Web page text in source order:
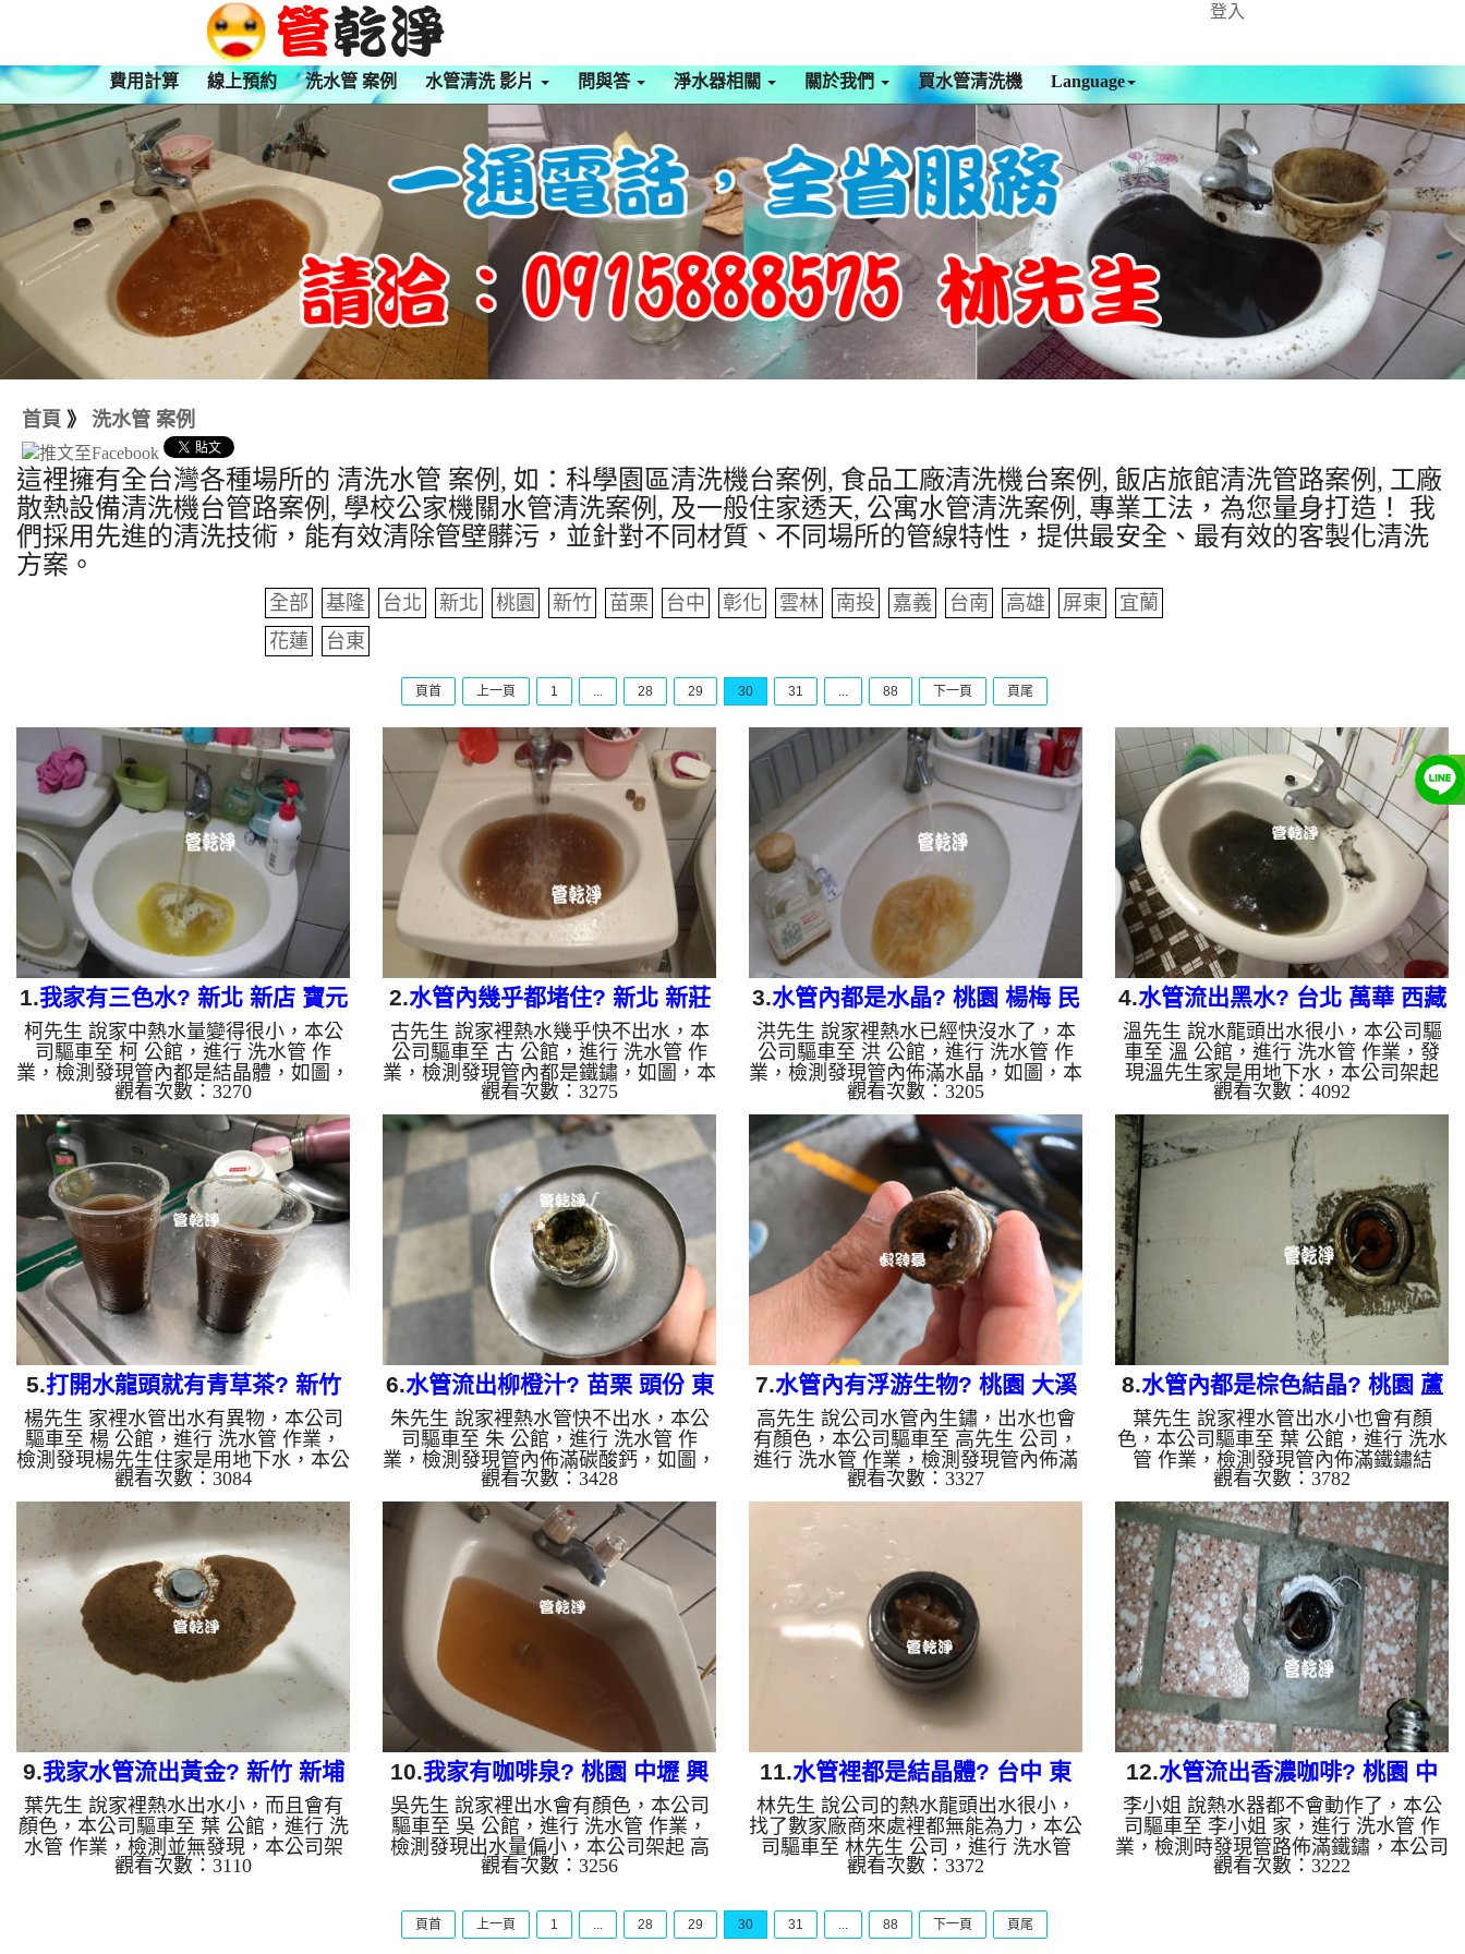
登入
費用計算 線上預約 洗水管 案例 水管清洗 影片 問與答 淨水器相關 關於我們 買水管清洗機 Language
首頁 》 洗水管 案例
這裡擁有全台灣各種場所的 清洗水管 案例, 如：科學園區清洗機台案例, 食品工廠清洗機台案例, 飯店旅館清洗管路案例, 工廠
散熱設備清洗機台管路案例, 學校公家機關水管清洗案例, 及一般住家透天, 公寓水管清洗案例, 專業工法，為您量身打造！ 我
們採用先進的清洗技術，能有效清除管壁髒污，並針對不同材質、不同場所的管線特性，提供最安全、最有效的客製化清洗
方案。
全部 基隆 台北 新北 桃園 新竹 苗栗 台中 彰化 雲林 南投 嘉義 台南 高雄 屏東
宜蘭
花蓮
台東
頁首 上一頁 1 ... 28 29 30 31 ... 88 下一頁 頁尾
1.我家有三色水? 新北 新店 寶元
路 清洗水管
柯先生 說家中熱水量變得很小，本公
司驅車至 柯 公館，進行 洗水管 作
業，檢測發現管內都是結晶體，如圖，
本公司架起 高周波水管清洗機，灌入
檸檬酸 至水管，等了約15分，開啟 水
管清洗機 ，啟動 螺旋波 模式，剛洗水
管就噴出髒水，越洗顏色就越深，流出
三種顏色的水，如影片，兩個多小時
後，水管洗乾淨出水量恢復正常了。
如是自來水，如水管老化，會產生鐵鏽
跟泥沙堆積，洗出來的水就會是咖啡
色，地下水含有氧化錳，管壁上會結成
黑色管垢，洗出來的水會跟石油一樣
黑，有些洗出綠色的水，是因為裡面有
銅的物質，生...
觀看次數：3270
2.水管內幾乎都堵住? 新北 新莊
西盛街 水管清洗
古先生 說家裡熱水幾乎快不出水，本
公司驅車至 古 公館，進行 洗水管 作
業，檢測發現管內都是鐵鏽，如圖，本
公司架起 高周波水管清洗機，灌入 檸
檬酸 至水管，等了約15分，開啟 水管
清洗機 ，啟動 螺旋波 模式，剛洗水管
就噴出髒水，髒水源源不絕，越洗就越
髒，兩個多小時後，管路清洗乾淨出水
量恢復了。 如是自來水，如水管老
化，會產生鐵鏽跟泥沙堆積，洗出來的
水就會是咖啡色，地下水含有氧化錳，
管壁上會結成黑色管垢，洗出來的水會
跟石油一樣黑，有些洗出綠色的水，是
因為裡面有銅的物質，生鏽產生銅綠，
如是藍...
觀看次數：3275
3.水管內都是水晶? 桃園 楊梅 民
豐路 洗水管
洪先生 說家裡熱水已經快沒水了，本
公司驅車至 洪 公館，進行 洗水管 作
業，檢測發現管內佈滿水晶，如圖，本
公司架起 高周波水管清洗機，灌入 檸
檬酸 至水管，等了約15分，開啟 水管
清洗機 ，啟動 螺旋波 模式，一洗水管
就噴出棕色髒水，髒水源源不絕，兩個
多小時後，出水變乾淨出水量恢復了。
如是自來水，如水管老化，會產生鐵鏽
跟泥沙堆積，洗出來的水就會是咖啡
色，地下水含有氧化錳，管壁上會結成
黑色管垢，洗出來的水會跟石油一樣
黑，有些洗出綠色的水，是因為裡面有
銅的物質，生鏽產生銅綠，如是藍色的
水，是...
觀看次數：3205
4.水管流出黑水? 台北 萬華 西藏
路 清洗水管
溫先生 說水龍頭出水很小，本公司驅
車至 溫 公館，進行 洗水管 作業，發
現溫先生家是用地下水，本公司架起
高周波水管清洗機，灌入 檸檬酸 至水
管，等了約15分，開啟 水管清洗機 ，
啟動 螺旋波 模式，剛洗水管就流出黑
水，髒水源源不絕，越洗顏色就越深，
三個多小時後，出水變乾淨出水量變大
了。 如是自來水，如水管老化，會產
生鐵鏽跟泥沙堆積，洗出來的水就會是
咖啡色，地下水含有氧化錳，管壁上會
結成黑色管垢，洗出來的水會跟石油一
樣黑，有些洗出綠色的水，是因為裡面
有銅的物質，生鏽產生銅綠，如是藍色
的水，...
觀看次數：4092
5.打開水龍頭就有青草茶? 新竹
竹東 東昇路 水管清洗
楊先生 家裡水管出水有異物，本公司
驅車至 楊 公館，進行 洗水管 作業，
檢測發現楊先生住家是用地下水，本公
司架起 高周波水管清洗機，灌入 檸檬
酸 至水管，等了約15分，開啟 水管清
洗機 ，啟動 螺旋波 模式，剛洗水管就
噴出泥水，髒水源源不絕，看起來就像
是仙草茶，四個多小時後，水管洗乾淨
出水量恢復了。 如是自來水，如水管
老化，會產生鐵鏽跟泥沙堆積，洗出來
的水就會是咖啡色，地下水含有氧化
錳，管壁上會結成黑色管垢，洗出來的
水會跟石油一樣黑，有些洗出綠色的
水，是因為裡面有銅的物質，生鏽產生
觀看次數：3084
6.水管流出柳橙汁? 苗栗 頭份 東
民路 洗水管
朱先生 說家裡熱水管快不出水，本公
司驅車至 朱 公館，進行 洗水管 作
業，檢測發現管內佈滿碳酸鈣，如圖，
本公司架起 高周波水管清洗機，灌入
檸檬酸 至水管，等了約15分，開啟 水
管清洗機 ，啟動 螺旋波 模式，剛洗水
管就噴出黃澄澄髒水，看起來就像是柳
橙汁，兩個多小時後，水管洗乾淨出水
量恢復了。 如是自來水，如水管老
化，會產生鐵鏽跟泥沙堆積，洗出來的
水就會是咖啡色，地下水含有氧化錳，
管壁上會結成黑色管垢，洗出來的水會
跟石油一樣黑，有些洗出綠色的水，是
因為裡面有銅的物質，生鏽產生銅綠，
如是藍色...
觀看次數：3428
7.水管內有浮游生物? 桃園 大溪
員林路 清洗水管
高先生 說公司水管內生鏽，出水也會
有顏色，本公司驅車至 高先生 公司，
進行 洗水管 作業，檢測發現管內佈滿
鐵鏽，如圖，本公司架起 高周波水管
清洗機，灌入 檸檬酸 至水管，等了約
15分，開啟 水管清洗機 ，啟動 螺旋
波 模式，剛洗水管就噴出恢色髒水，
水面上項是佈滿浮游生物，八個多小時
後，水管洗乾淨出水量也變大了。 如
是自來水，如水管老化，會產生鐵鏽跟
泥沙堆積，洗出來的水就會是咖啡色，
地下水含有氧化錳，管壁上會結成黑色
管垢，洗出來的水會跟石油一樣黑，有
些洗出綠色的水，是因為裡面有銅的物
質，生鏽...
觀看次數：3327
8.水管內都是棕色結晶? 桃園 蘆
竹 富國路 水管清洗
葉先生 說家裡水管出水小也會有顏
色，本公司驅車至 葉 公館，進行 洗水
管 作業，檢測發現管內佈滿鐵鏽結
晶，如圖，本公司架起 高周波水管清
洗機，灌入 檸檬酸 至水管，等了約15
分，開啟 水管清洗機 ，啟動 螺旋
波 模式，剛洗水管就噴出棕色髒水，
兩個多小時後，水管洗乾淨出水量也恢
復了。 如是自來水，如水管老化，會
產生鐵鏽跟泥沙堆積，洗出來的水就會
是咖啡色，地下水含有氧化錳，管壁上
會結成黑色管垢，洗出來的水會跟石油
一樣黑，有些洗出綠色的水，是因為裡
面有銅的物質，生鏽產生銅綠，如是藍
色的水，是因為...
觀看次數：3782
9.我家水管流出黃金? 新竹 新埔
九芎湖 洗水管
葉先生 說家裡熱水出水小，而且會有
顏色，本公司驅車至 葉 公館，進行 洗
水管 作業，檢測並無發現，本公司架
起 高周波水管清洗機，灌入 檸檬酸 至
觀看次數：3110
10.我家有咖啡泉? 桃園 中壢 興
東路 清洗水管
吳先生 說家裡出水會有顏色，本公司
驅車至 吳 公館，進行 洗水管 作業，
檢測發現出水量偏小，本公司架起 高
周波水管清洗機，灌入 檸檬酸 至水
啟動 螺旋波 模式，一洗水管就洗出棕
色髒水，看起來就像是咖啡，二個多小
觀看次數：3256
11.水管裡都是結晶體? 台中 東
區 東英路 水管清洗
林先生 說公司的熱水龍頭出水很小，
找了數家廠商來處裡都無能為力，本公
司驅車至 林先生 公司，進行 洗水管
作業，檢測發現管路都是碳酸鈣結晶
清洗機，灌入 檸檬酸 至水管，等了約
15分，開啟 水管清洗機 ，啟動 螺旋
觀看次數：3372
12.水管流出香濃咖啡? 桃園 中
壢 崇德三路 洗水管
李小姐 說熱水器都不會動作了，本公
司驅車至 李小姐 家，進行 洗水管 作
業，檢測時發現管路佈滿鐵鏽，本公司
架起 高周波水管清洗機，灌入 檸檬酸
觀看次數：3222
頁首 上一頁 1 ... 28 29 30 31 ... 88 下一頁 頁尾